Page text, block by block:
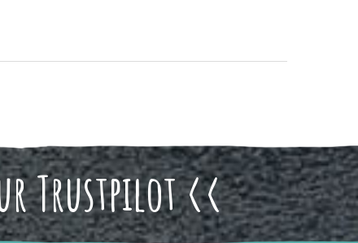
Trustpilot <<